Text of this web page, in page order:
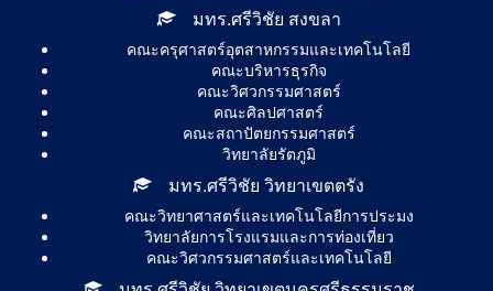
มทร.ศรีวิชัย สงขลา
คณะครุศาสตร์อุตสาหกรรมและเทคโนโลยี
คณะบริหารธุรกิจ
คณะวิศวกรรมศาสตร์
คณะศิลปศาสตร์
คณะสถาปัตยกรรมศาสตร์
วิทยาลัยรัตภูมิ
มทร.ศรีวิชัย วิทยาเขตตรัง
คณะวิทยาศาสตร์และเทคโนโลยีการประมง
วิทยาลัยการโรงแรมและการท่องเที่ยว
คณะวิศวกรรมศาสตร์และเทคโนโลยี